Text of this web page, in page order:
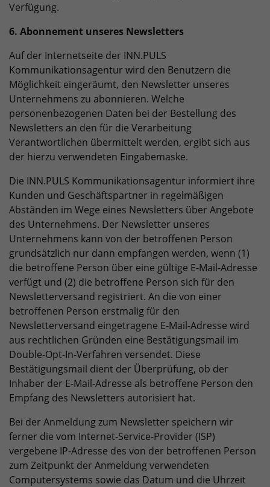
Verfügung.
6. Abonnement unseres Newsletters
Auf der Internetseite der INN.PULS
Kommunikationsagentur wird den Benutzern die
Möglichkeit eingeräumt, den Newsletter unseres
Unternehmens zu abonnieren. Welche
personenbezogenen Daten bei der Bestellung des
Newsletters an den für die Verarbeitung
Verantwortlichen übermittelt werden, ergibt sich aus
der hierzu verwendeten Eingabemaske.
Die INN.PULS Kommunikationsagentur informiert ihre
Kunden und Geschäftspartner in regelmäßigen
Abständen im Wege eines Newsletters über Angebote
des Unternehmens. Der Newsletter unseres
Unternehmens kann von der betroffenen Person
grundsätzlich nur dann empfangen werden, wenn (1)
die betroffene Person über eine gültige E-Mail-Adresse
verfügt und (2) die betroffene Person sich für den
Newsletterversand registriert. An die von einer
betroffenen Person erstmalig für den
Newsletterversand eingetragene E-Mail-Adresse wird
aus rechtlichen Gründen eine Bestätigungsmail im
Double-Opt-In-Verfahren versendet. Diese
Bestätigungsmail dient der Überprüfung, ob der
Inhaber der E-Mail-Adresse als betroffene Person den
Empfang des Newsletters autorisiert hat.
Bei der Anmeldung zum Newsletter speichern wir
ferner die vom Internet-Service-Provider (ISP)
vergebene IP-Adresse des von der betroffenen Person
zum Zeitpunkt der Anmeldung verwendeten
Computersystems sowie das Datum und die Uhrzeit